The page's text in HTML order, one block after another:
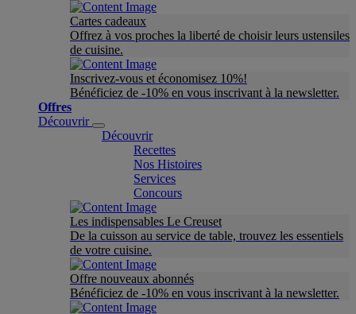
Cartes cadeaux
Offrez à vos proches la liberté de choisir leurs ustensiles
de cuisine.
Inscrivez-vous et économisez 10%!
Bénéficiez de -10% en vous inscrivant à la newsletter.
Offres
Découvrir
Découvrir
Recettes
Nos Histoires
Services
Concours
Les indispensables Le Creuset
De la cuisson au service de table, trouvez les essentiels
de votre cuisine.
Offre nouveaux abonnés
Bénéficiez de -10% en vous inscrivant à la newsletter.